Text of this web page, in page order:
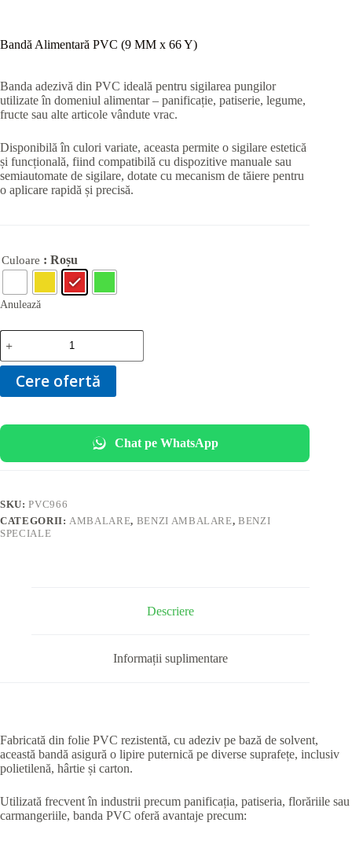
Bandă Alimentară PVC (9 MM x 66 Y)
Banda adezivă din PVC ideală pentru sigilarea pungilor
utilizate în domeniul alimentar – panificație, patiserie, legume,
fructe sau alte articole vândute vrac.
Disponibilă în culori variate, aceasta permite o sigilare estetică
și funcțională, fiind compatibilă cu dispozitive manuale sau
semiautomate de sigilare, dotate cu mecanism de tăiere pentru
o aplicare rapidă și precisă.
Culoare : Roșu
Anulează
Cantitate
Bandă
Alimentară
PVC
66
Cere ofertă
Chat pe WhatsApp
SKU:PVC966
CATEGORII: AMBALARE, BENZI AMBALARE,BENZI
SPECIALE
Descriere
Informații suplimentare
Fabricată din folie PVC rezistentă, cu adeziv pe bază de solvent,
această bandă asigură o lipire puternică pe diverse suprafețe, inclusiv
polietilenă, hârtie și carton.
Utilizată frecvent în industrii precum panificația, patiseria, florăriile sau
carmangeriile, banda PVC oferă avantaje precum: